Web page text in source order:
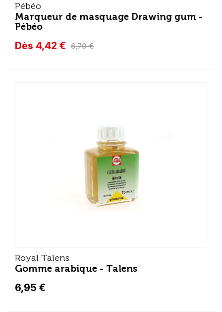
Pébéo
Marqueur de masquage Drawing gum -
Pébéo
Dès 4,42 € 6,70 €
Royal Talens
Gomme arabique - Talens
6,95 €